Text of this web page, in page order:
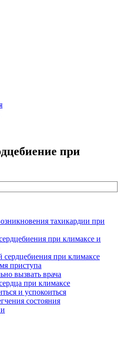
при
тахикардии при
при климаксе и
при климаксе
приступа
вызвать врача
при климаксе
и успокоиться
состояния